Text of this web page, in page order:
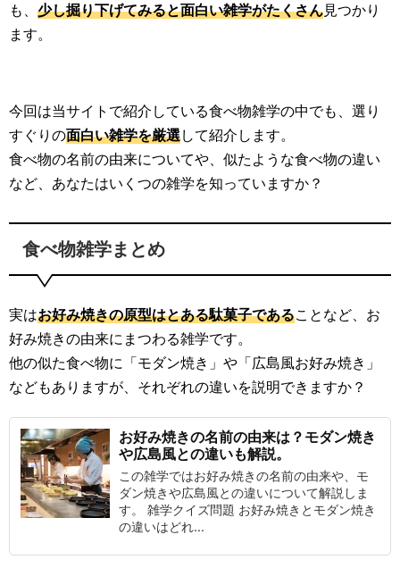
も、 少し掘り下げてみると面白い雑学がたくさん見つかり
ます。
今回は当サイトで紹介している食べ物雑学の中でも、選り
すぐりの面白い雑学を厳選して紹介します。
食べ物の名前の由来についてや、似たような食べ物の違い
など、あなたはいくつの雑学を知っていますか？
食べ物雑学まとめ
実はお好み焼きの原型はとある駄菓子であることなど、お
好み焼きの由来にまつわる雑学です。
他の似た食べ物に「モダン焼き」や「広島風お好み焼き」
などもありますが、それぞれの違いを説明できますか？
お好み焼きの名前の由来は？モダン焼き
や広島風との違いも解説。
この雑学ではお好み焼きの名前の由来や、モ
ダン焼きや広島風との違いについて解説しま
す。 雑学クイズ問題 お好み焼きとモダン焼き
の違いはどれ...